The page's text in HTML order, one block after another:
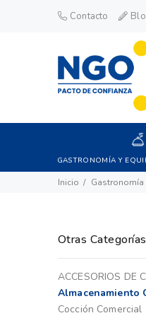
Contacto
GASTRONOMÍA Y
Inicio Gastronomía
Otras Categorías
ACCESORIOS DE
Almacenamiento
Cocción Comercial